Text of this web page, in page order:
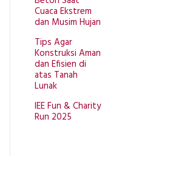
Cuaca Ekstrem
dan Musim Hujan
Tips Agar
Konstruksi Aman
dan Efisien di
atas Tanah
Lunak
IEE Fun & Charity
Run 2025